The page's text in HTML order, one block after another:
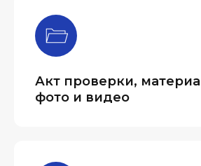
Акт проверки,
фото и видео